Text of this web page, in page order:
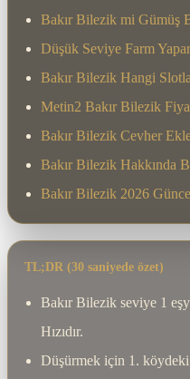
Bakır Bilezik mi Gümüş
Düşük Seviye Farm
Bakır Bilezik Hangi
Metin2 Bakır Bilezik
Bakır Bilezik Cevher
Bakır Bilezik Hakkında
Bakır Bilezik 2026
TL;DR (30 saniyede özet)
Bakır Bilezik seviye 1
Hızıdır.
Düşürmek için 1.